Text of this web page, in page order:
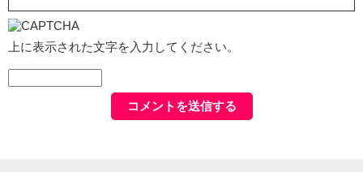
上に表示された文字を入力してください。